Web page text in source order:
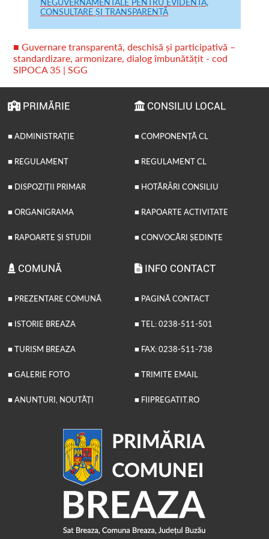
NEGUVERNAMENTALE PENTRU EVIDENȚĂ,
CONSULTARE ȘI TRANSPARENȚĂ
■ Guvernare transparentă, deschisă și participativă –
standardizare, armonizare, dialog îmbunătățit - cod
SIPOCA 35 | SGG
PRIMĂRIE
■ ADMINISTRAȚIE
■ REGULAMENT
■ DISPOZIȚII PRIMAR
■ ORGANIGRAMA
■ RAPOARTE ȘI STUDII
CONSILIU LOCAL
■ COMPONENȚĂ CL
■ REGULAMENT CL
■ HOTĂRÂRI CONSILIU
■ RAPOARTE ACTIVITATE
■ CONVOCĂRI ȘEDINȚE
COMUNĂ
■ PREZENTARE COMUNĂ
■ ISTORIE BREAZA
■ TURISM BREAZA
■ GALERIE FOTO
■ ANUNȚURI, NOUTĂȚI
INFO CONTACT
■ PAGINĂ CONTACT
■ TEL: 0238-511-501
■ FAX: 0238-511-738
■ TRIMITE EMAIL
■ FIIPREGATIT.RO